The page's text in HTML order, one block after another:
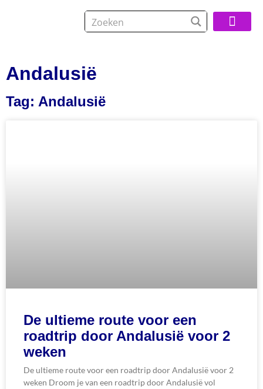
Andalusië
Tag: Andalusië
De ultieme route voor een
roadtrip door Andalusië voor 2
weken
De ultieme route voor een roadtrip door Andalusië voor 2
weken Droom je van een roadtrip door Andalusië vol